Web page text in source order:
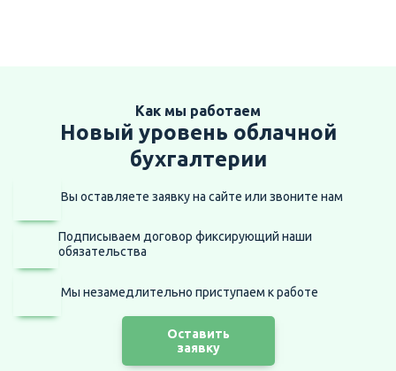
Как мы работаем
Новый уровень облачной
бухгалтерии
Вы оставляете заявку на сайте или звоните нам
Подписываем договор фиксирующий наши
обязательства
Мы незамедлительно приступаем к работе
Оставить
заявку